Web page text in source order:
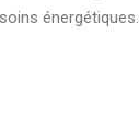
énergétiques.